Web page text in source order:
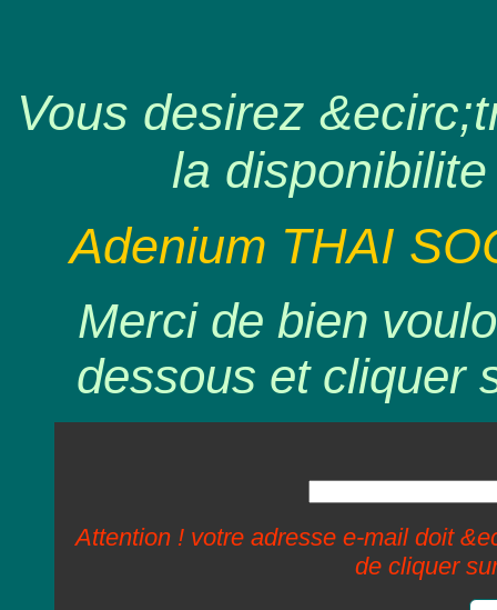
Vous desirez
la
Adenium THAI
Merci de bien
dessous et cliquer
Attention ! votre adresse e-mail doit
de cliquer